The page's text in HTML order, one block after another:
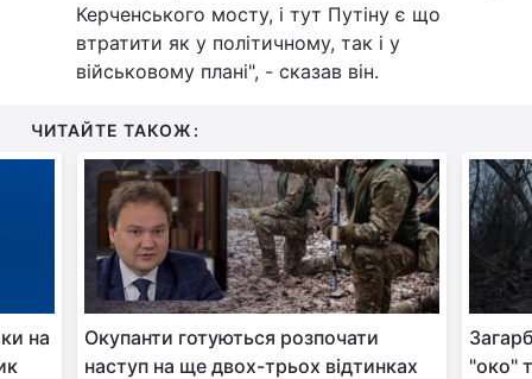
Керченського мосту, і тут Путіну є що
втратити як у політичному, так і у
військовому плані", - сказав він.
ЧИТАЙТЕ ТАКОЖ:
на
Окупанти готуються розпочати
наступ на ще двох-трьох відтинках
"око"